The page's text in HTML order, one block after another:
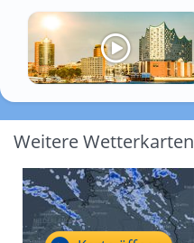
Weitere Wetterkarten